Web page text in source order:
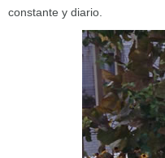
constante y diario.